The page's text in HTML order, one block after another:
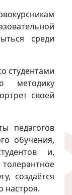
среди
студентами
методику
своей
педагогов
обучения,
и,
создаётся
настроя.